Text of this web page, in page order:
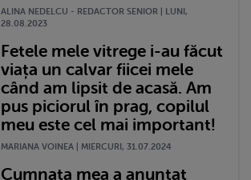
ALINA NEDELCU - REDACTOR SENIOR | LUNI,
28.08.2023
Fetele mele vitrege i-au făcut
viața un calvar fiicei mele
când am lipsit de acasă. Am
pus piciorul în prag, copilul
meu este cel mai important!
MARIANA VOINEA | MIERCURI, 31.07.2024
Cumnata mea a anunțat